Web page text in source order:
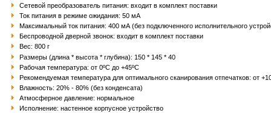
Сетевой преобразователь питания: входит в комплект поставки
Ток питания в режиме ожидания: 50 мА
Максимальный ток питания: 400 мА (без подключенного исполнительного
Беспроводной дверной звонок: входит в комплект поставки
Вес: 800 г
Размеры (длина * высота * глубина): 150 * 145 * 40
Рабочая температура: от 0ºС до +45ºС
Рекомендуемая температура для оптимального сканирования отпечатков: от
Влажность: 20% - 80% (без конденсата)
Атмосферное давление: нормальное
Исполнение: настенное корпусное устройство